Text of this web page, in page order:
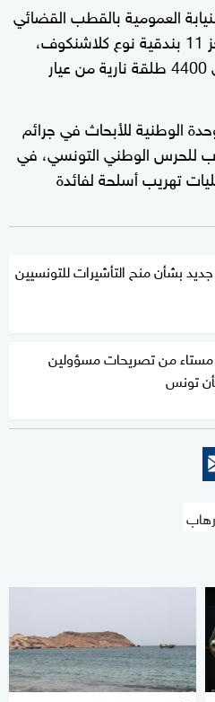
العمومية بالقطب القضائي
لمكافحة الإرهاب، وقد تمّ حجز 11 بندقية نوع كلاشنكوف،
و14 مخزن ذخيرة، احتوى على 4400 طلقة نارية من عيار
الوطنية للأبحاث في جرائم
للحرس الوطني التونسي، في
تهريب أسلحة لفائدة
بشأن منح التأشيرات للتونسيين
من تصريحات مسؤولين
تونس